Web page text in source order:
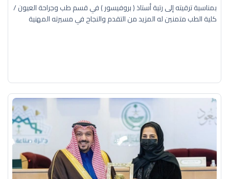
بمناسبة ترقيته إلى رتبة أستاذ ( بروفيسور ) في قسم طب وجراحة العيون /
كلية الطب متمنين له المزيد من التقدم والنجاح في مسيرته المهنية